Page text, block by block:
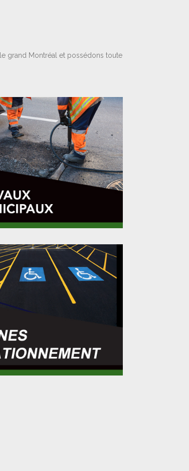
grand Montréal et possédons toute